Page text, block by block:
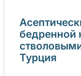
бедренной
Турция